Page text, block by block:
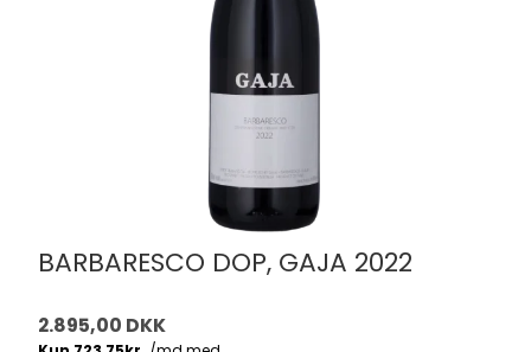
BARBARESCO DOP, GAJA 2022
2.895,00 DKK